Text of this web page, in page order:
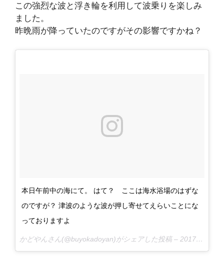
この強烈な波と浮き輪を利用して波乗りを楽しみ
ました。
昨晩雨が降っていたのですがその影響ですかね？
本日午前中の海にて。 はて？ ここは海水浴場のはずな
のですが？ 津波のような波が押し寄せてえらいことにな
っておりますよ
かどやんさん(@buyokadoyan)がシェアした投稿 – 2017 8月 14 1:35午前 PDT